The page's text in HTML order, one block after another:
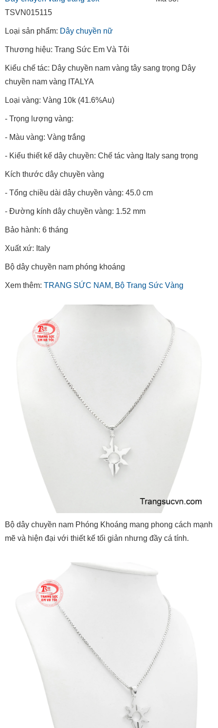
TSVN015115
Loại sản phẩm: Dây chuyền nữ
Thương hiệu: Trang Sức Em Và Tôi
Kiểu chế tác: Dây chuyền nam vàng tây sang trọng Dây
chuyền nam vàng ITALYA
Loại vàng: Vàng 10k (41.6%Au)
- Trọng lượng vàng:
- Màu vàng: Vàng trắng
- Kiểu thiết kế dây chuyền: Chế tác vàng Italy sang trọng
Kích thước dây chuyền vàng
- Tổng chiều dài dây chuyền vàng: 45.0 cm
- Đường kính dây chuyền vàng: 1.52 mm
Bảo hành: 6 tháng
Xuất xứ: Italy
Bộ dây chuyền nam phóng khoáng
Xem thêm: TRANG SỨC NAM, Bộ Trang Sức Vàng
Bộ dây chuyền nam Phóng Khoáng mang phong cách mạnh
mẽ và hiện đại với thiết kế tối giản nhưng đầy cá tính.